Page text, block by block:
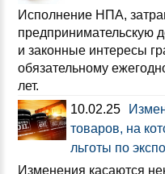
Исполнение НПА,
предпринимательскую
и законные интересы
обязательному
лет.
10.02.25
товаров, на
льготы по
Изменения касаются